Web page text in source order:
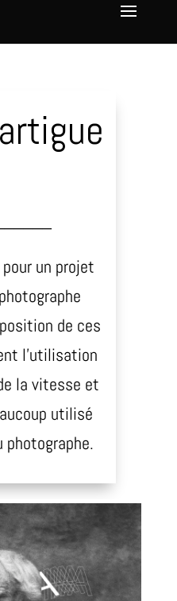
un projet
de ces
l’utilisation
la vitesse et
utilisé
photographe.